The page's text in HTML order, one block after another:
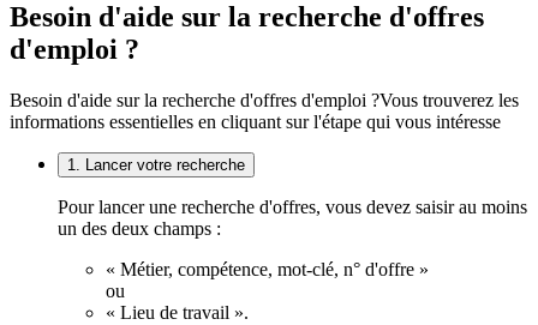
Besoin d'aide sur la recherche d'offres
d'emploi ?
Besoin d'aide sur la recherche d'offres d'emploi ?Vous trouverez les
informations essentielles en cliquant sur l'étape qui vous intéresse
1. Lancer votre recherche
Pour lancer une recherche d'offres, vous devez saisir au moins
un des deux champs :
« Métier, compétence, mot-clé, n° d'offre »
ou
« Lieu de travail ».